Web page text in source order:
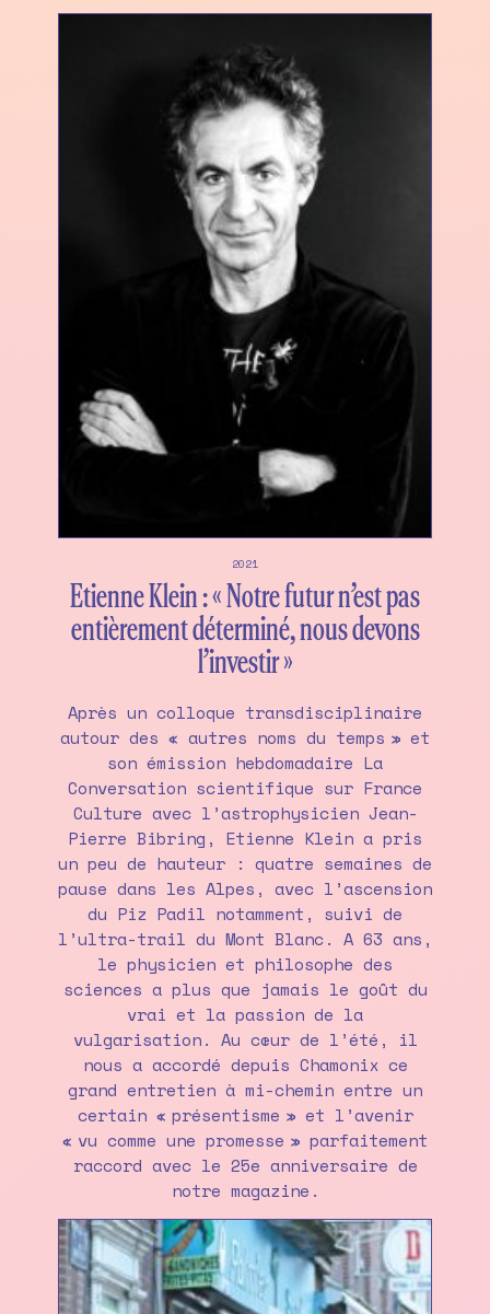
2021
Etienne Klein : « Notre futur n’est pas
entièrement déterminé, nous devons
l’investir »
Après un colloque transdisciplinaire
autour des « autres noms du temps » et
son émission hebdomadaire La
Conversation scientifique sur France
Culture avec l’astrophysicien Jean-
Pierre Bibring, Etienne Klein a pris
un peu de hauteur : quatre semaines de
pause dans les Alpes, avec l’ascension
du Piz Padil notamment, suivi de
l’ultra-trail du Mont Blanc. A 63 ans,
le physicien et philosophe des
sciences a plus que jamais le goût du
vrai et la passion de la
vulgarisation. Au cœur de l’été, il
nous a accordé depuis Chamonix ce
grand entretien à mi-chemin entre un
certain « présentisme » et l’avenir
« vu comme une promesse » parfaitement
raccord avec le 25e anniversaire de
notre magazine.